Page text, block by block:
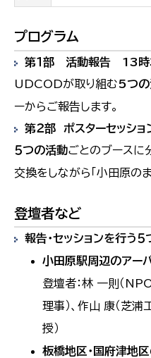
プログラム
第１部 活動報告 13
UDCODが取り組む5つ
ーからご報告します。
第２部 ポスターセッシ
５つの活動ごとのブースに
交換をしながら「小田原の
登壇者など
報告・セッションを行う
小田原駅周辺のアー
登壇者：林 一則（
理事）、作山 康（芝
授）
板橋地区・国府津地